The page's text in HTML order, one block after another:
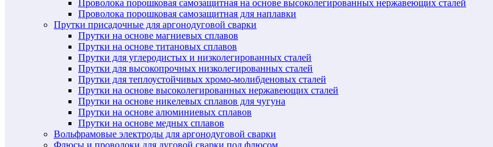
Проволока порошковая самозащитная на основе высоколегированных нержавеющих сталей
Проволока порошковая самозащитная для наплавки
Прутки присадочные для аргонодуговой сварки
Прутки на основе магниевых сплавов
Прутки на основе титановых сплавов
Прутки для углеродистых и низколегированных сталей
Прутки для высокопрочных низколегированных сталей
Прутки для теплоустойчивых хромо-молибденовых сталей
Прутки на основе высоколегированных нержавеющих сталей
Прутки на основе никелевых сплавов для чугуна
Прутки на основе алюминиевых сплавов
Прутки на основе медных сплавов
Вольфрамовые электроды для аргонодуговой сварки
Флюсы и проволоки для дуговой сварки под флюсом